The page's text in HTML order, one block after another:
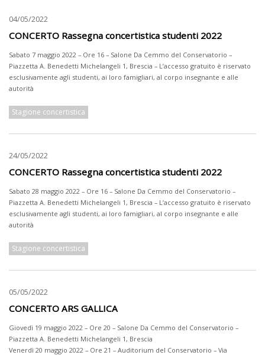
04/05/2022
CONCERTO Rassegna concertistica studenti 2022
Sabato 7 maggio 2022 – Ore 16 – Salone Da Cemmo del Conservatorio –
Piazzetta A. Benedetti Michelangeli 1, Brescia – L’accesso gratuito è riservato
esclusivamente agli studenti, ai loro famigliari, al corpo insegnante e alle
autorità
Stagione concertistica
24/05/2022
CONCERTO Rassegna concertistica studenti 2022
Sabato 28 maggio 2022 – Ore 16 – Salone Da Cemmo del Conservatorio –
Piazzetta A. Benedetti Michelangeli 1, Brescia – L’accesso gratuito è riservato
esclusivamente agli studenti, ai loro famigliari, al corpo insegnante e alle
autorità
Stagione concertistica
05/05/2022
CONCERTO ARS GALLICA
Giovedì 19 maggio 2022 – Ore 20 – Salone Da Cemmo del Conservatorio –
Piazzetta A. Benedetti Michelangeli 1, Brescia
Venerdì 20 maggio 2022 – Ore 21 – Auditorium del Conservatorio – Via